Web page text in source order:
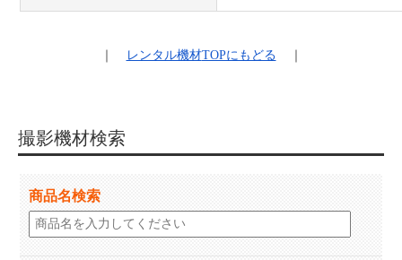
レンタル機材TOPにもどる
撮影機材検索
商品名検索